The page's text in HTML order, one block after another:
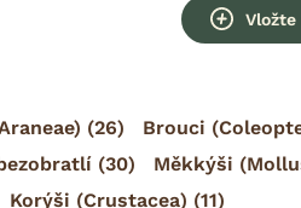
(26) Brouci
(30) Měkkýši
Korýši (Crustacea) (11)